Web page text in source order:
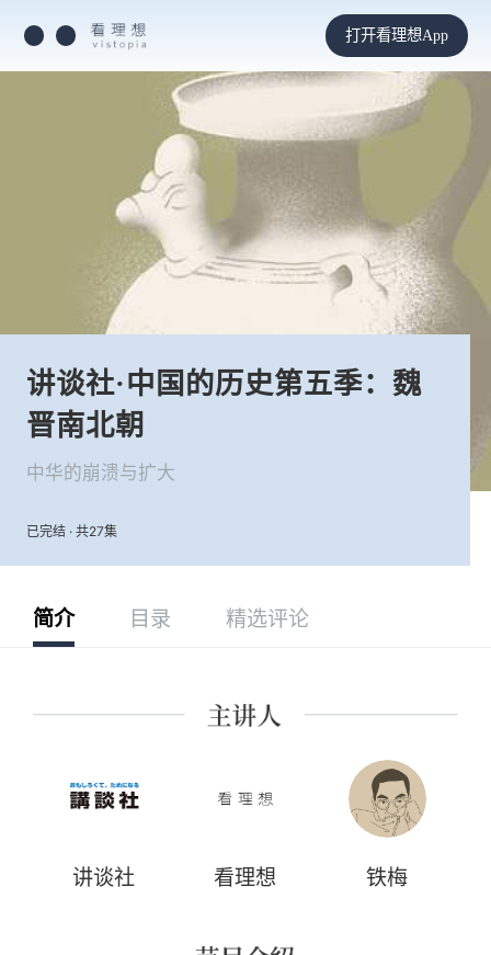
打开看理想App
讲谈社·中国的历史第五季：魏
晋南北朝
中华的崩溃与扩大
已完结 · 共27集
简介 目录 精选评论
讲谈社 看理想 铁梅